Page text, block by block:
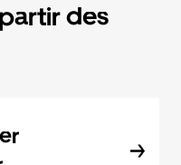
des